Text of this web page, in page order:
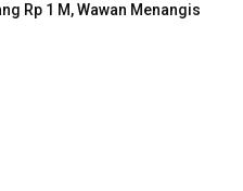
Rp 1 M, Wawan Menangis